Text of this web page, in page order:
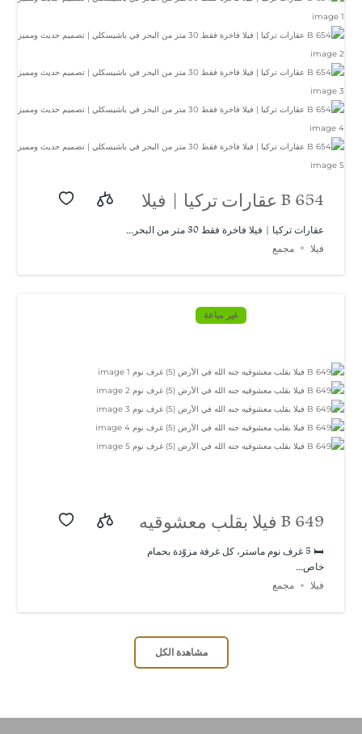
B 654 عقارات تركيا | فيلا
فاخرة فقط 30 متر من
البحر في باشيسكلي |
تصميم حديث ومميز
عقارات تركيا | فيلا فاخرة فقط 30 متر من البحر...
فيلا
مجمع
غير مباعة
B 649 فيلا بقلب معشوقيه
جنه الله في الأرض (5)
غرف نوم
🛏️ 5 غرف نوم ماستر، كل غرفة مزوّدة بحمام
خاص...
فيلا
مجمع
مشاهدة الكل